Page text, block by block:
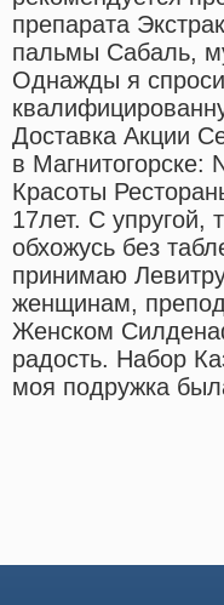
препарата
пальмы Сабаль,
Однажды я
Доставка Акции
в Магнитогорске:
Красоты
17лет. С упругой,
обхожусь без
принимаю
женщинам,
Женском
радость. Набор
моя подружка